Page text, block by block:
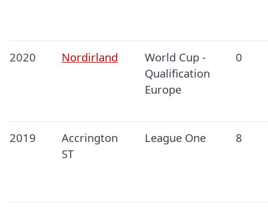
2020 Nordirland
World Cup -
Qualification
Europe
0
2019
Accrington
ST
League One 8